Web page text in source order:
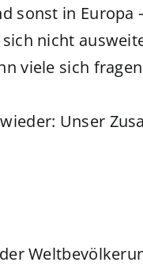
sonst in Europa
nicht
viele sich
Unser